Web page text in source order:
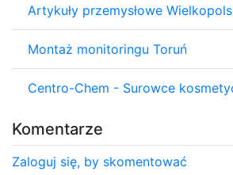
Artykuły przemysłowe
Montaż monitoringu Toruń
Centro-Chem - Surowce
Komentarze
Zaloguj się, by skomentować